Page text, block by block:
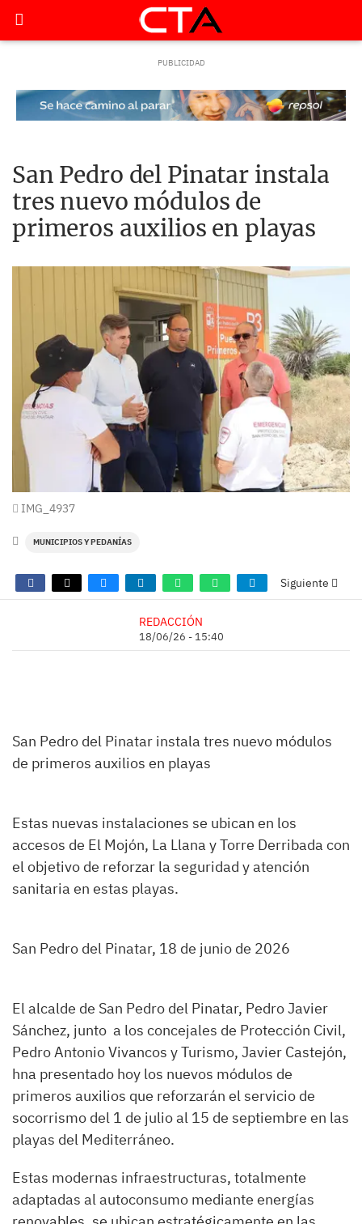
San Pedro del Pinatar instala
tres nuevo módulos de
primeros auxilios en playas
IMG_4937
MUNICIPIOS Y PEDANÍAS
Siguiente
REDACCIÓN
18/06/26 - 15:40
San Pedro del Pinatar instala tres nuevo módulos
de primeros auxilios en playas
Estas nuevas instalaciones se ubican en los
accesos de El Mojón, La Llana y Torre Derribada con
el objetivo de reforzar la seguridad y atención
sanitaria en estas playas.
San Pedro del Pinatar, 18 de junio de 2026
El alcalde de San Pedro del Pinatar, Pedro Javier
Sánchez, junto a los concejales de Protección Civil,
Pedro Antonio Vivancos y Turismo, Javier Castejón,
hna presentado hoy los nuevos módulos de
primeros auxilios que reforzarán el servicio de
socorrismo del 1 de julio al 15 de septiembre en las
playas del Mediterráneo.
Estas modernas infraestructuras, totalmente
adaptadas al autoconsumo mediante energías